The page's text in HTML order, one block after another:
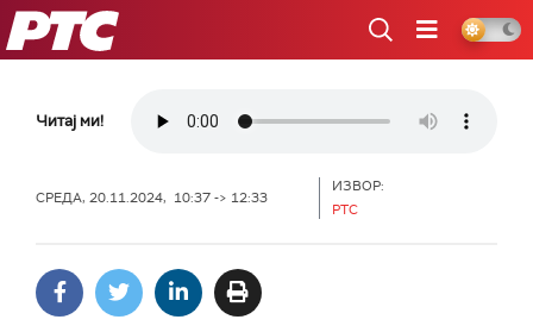
РТС
Читај ми!
СРЕДА, 20.11.2024, 10:37 -> 12:33
ИЗВОР:
РТС